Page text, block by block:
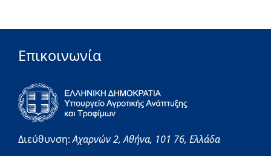
Επικοινωνία
Διεύθυνση:Αχαρνών 2,Αθήνα, 101 76, Ελλάδα